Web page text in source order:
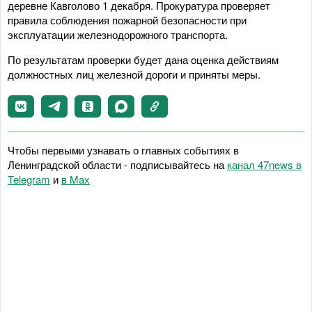
деревне Кавголово 1 декабря. Прокуратура проверяет
правила соблюдения пожарной безопасности при
эксплуатации железнодорожного транспорта.
По результатам проверки будет дана оценка действиям
должностных лиц железной дороги и приняты меры.
Чтобы первыми узнавать о главных событиях в
Ленинградской области - подписывайтесь на канал 47news в
Telegram и в Maх